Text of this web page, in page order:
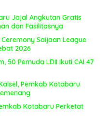
Jajal Angkutan Gratis
dan Fasilitasnya
Saijaan League
2026
50 Pemuda LDII Ikuti CAI 47
Pemkab Kotabaru
Kotabaru Perketat